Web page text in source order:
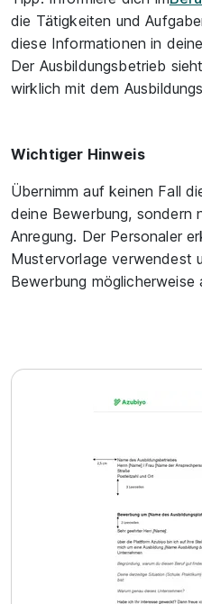
die Tätigkeiten und
diese Informationen in
Der Ausbildungsbetrieb
wirklich mit dem
Wichtiger Hinweis
Übernimm auf keinen Fall
deine Bewerbung, sondern
Anregung. Der Personaler
Mustervorlage verwendest
Bewerbung möglicherweise